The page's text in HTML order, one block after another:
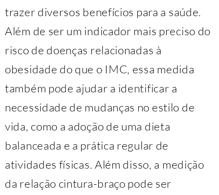
trazer diversos benefícios para a saúde.
Além de ser um indicador mais preciso do
risco de doenças relacionadas à
obesidade do que o IMC, essa medida
também pode ajudar a identificar a
necessidade de mudanças no estilo de
vida, como a adoção de uma dieta
balanceada e a prática regular de
atividades físicas. Além disso, a medição
da relação cintura-braço pode ser